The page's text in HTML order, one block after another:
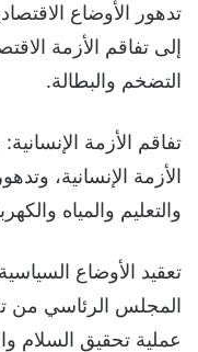
تدهور الأوضاع
إلى تفاقم الأزمة
التضخم والبطالة.
تفاقم الأزمة
الأزمة الإنسانية،
والتعليم والمياه
تعقيد الأوضاع
المجلس الرئاسي من
عملية تحقيق السلام